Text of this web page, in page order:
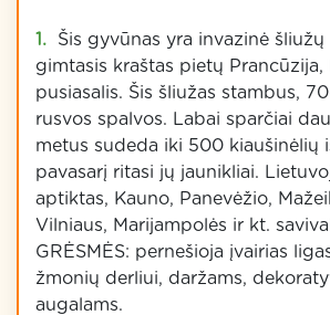
Šis gyvūnas yra invazinė šliužų
gimtasis kraštas pietų Prancūzija,
pusiasalis. Šis šliužas stambus,
rusvos spalvos. Labai sparčiai
metus sudeda iki 500 kiaušinėlių
pavasarį ritasi jų jaunikliai.
aptiktas, Kauno, Panevėžio,
Vilniaus, Marijampolės ir kt.
GRĖSMĖS: pernešioja įvairias
žmonių derliui, daržams,
augalams.